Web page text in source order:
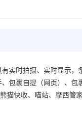
实时拍摄、实时显示
裹自提（网页）、
快收、喵站、摩西